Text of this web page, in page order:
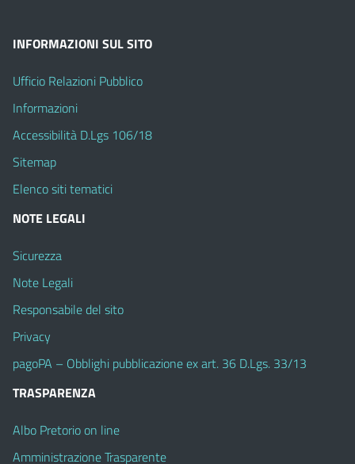
INFORMAZIONI SUL SITO
Ufficio Relazioni Pubblico
Informazioni
Accessibilità D.Lgs 106/18
Sitemap
Elenco siti tematici
NOTE LEGALI
Sicurezza
Note Legali
Responsabile del sito
Privacy
pagoPA – Obblighi pubblicazione ex art. 36 D.Lgs. 33/13
TRASPARENZA
Albo Pretorio on line
Amministrazione Trasparente